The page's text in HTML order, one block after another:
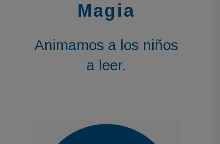
Magia
Animamos a los niños
a leer.